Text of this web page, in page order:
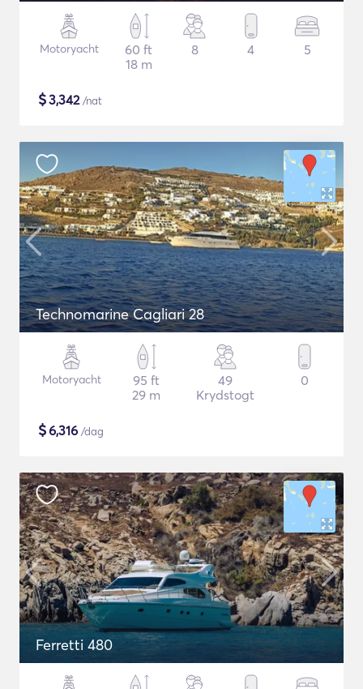
Motoryacht
60 ft
18 m
8 4 5
$3,342/nat
Technomarine Cagliari 28
Motoryacht
95 ft
29 m
49
Krydstogt
0
$6,316 /dag
Ferretti 480